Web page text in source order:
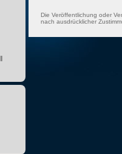
Die Veröffentlichung oder
nach ausdrücklicher